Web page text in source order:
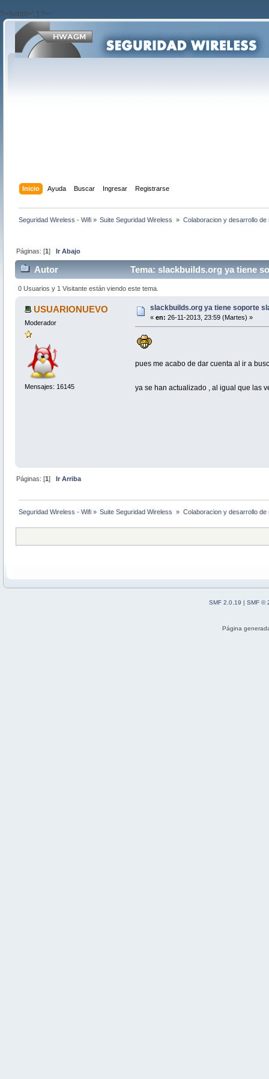
?>/script>'; } ?>
Inicio Ayuda Buscar Ingresar Registrarse
Seguridad Wireless - Wifi » Suite Seguridad Wireless » Colaboracion y desarrollo de
Páginas: [1]Ir Abajo
Autor Tema: slackbuilds.org ya tiene
0 Usuarios y 1 Visitante están viendo este tema.
USUARIONUEVO
Moderador
Mensajes: 16145
slackbuilds.org ya tiene soporte
« en: 26-11-2013, 23:59 (Martes) »
pues me acabo de dar cuenta al ir a
ya se han actualizado , al igual que las
Páginas: [1]Ir Arriba
Seguridad Wireless - Wifi » Suite Seguridad Wireless » Colaboracion y desarrollo de
SMF 2.0.19 | SMF ©
Página